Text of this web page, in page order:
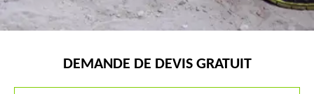
DEMANDE DE DEVIS GRATUIT